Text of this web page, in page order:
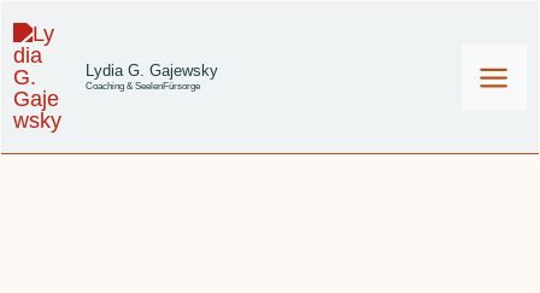
Zum
Inhalt
springen
Lydia G. Gajewsky
Coaching & SeelenFürsorge